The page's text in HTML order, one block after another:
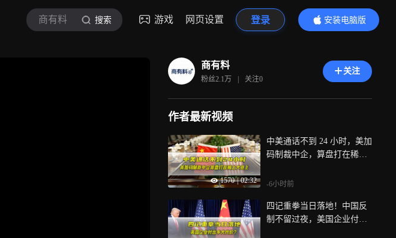
商有料 搜索 游戏 网页设置 登录
安装电脑版
内容更精彩
商有料
粉丝2.1万 | 关注0
关注
作者最新视频
1570 | 02:32
中美通话不到 24 小时，美加
码制裁中企，算盘打在稀土
-6小时前
四记重拳当日落地！中国反
制不留过夜，美国企业付出